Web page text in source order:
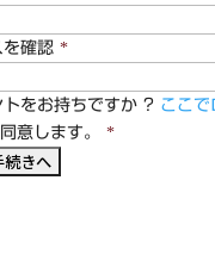
を確認 *
をお持ちですか ? ここで
意します。 *